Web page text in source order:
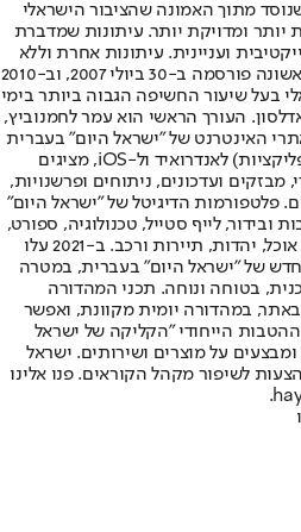
מתוך האמונה שהציבור הישראלי
יותר ומדויקת יותר. עיתונות שמדברת
ועניינית. עיתונות אחרת וללא
תשלום. המהדורה המודפסת הראשונה פורסמה ב-30 ביולי 2007, וב-2010
בעל שיעור החשיפה הגבוה ביותר בימי
העורך הראשי הוא עמר לחמנוביץ,
האינטרנט של "ישראל היום" בעברית
ובאנגלית, כמו כן היישומונים (אפליקציות) לאנדרואיד ול-iOS, מציגים
ועדכונים, ניתוחים ופרשנויות,
פלטפורמות הדיגיטל של "ישראל היום"
ובידור, לייף סטייל, טכנולוגיה, ספורט,
כלכלה וצרכנות, בריאות, חיילים, אוכל, יהדות, תיירות ורכב. ב-2021 עלו
של "ישראל היום" בעברית, במטרה
בטוחה ונוחה. תכני המהדורה
במהדורה יומית מקוונת, ואפשר
ההטבות הייחודי "הקליקה של ישראל
על מוצרים ושירותים. ישראל
לשיפור מקהל הקוראים. פנו אלינו